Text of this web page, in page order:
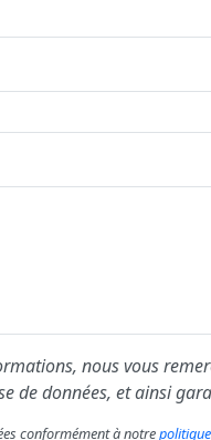
nous vous
de données, et ainsi
conformément à notre